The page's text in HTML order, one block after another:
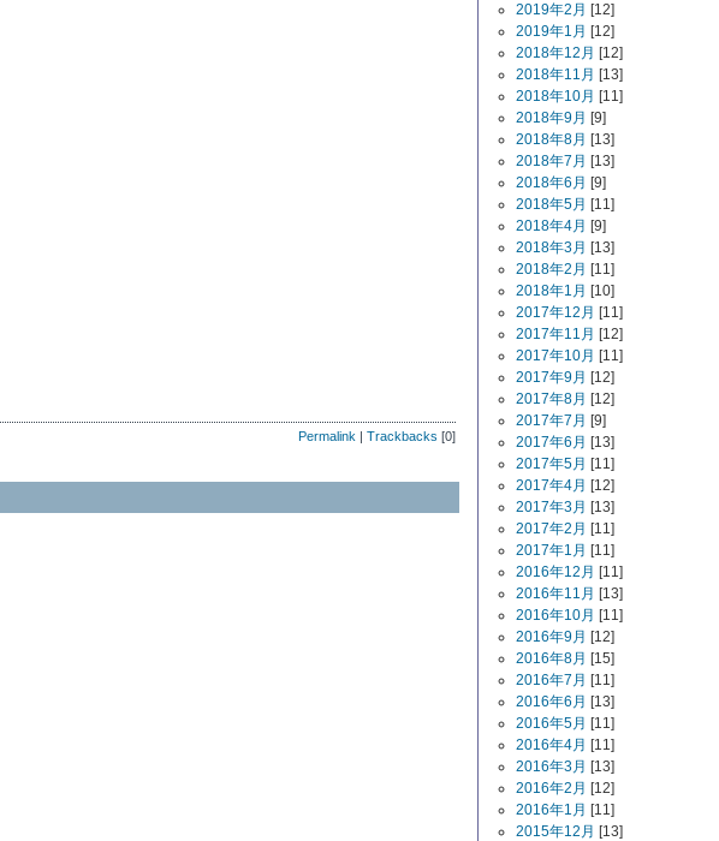
Permalink | Trackbacks [0]
2019年2月 [12]
2019年1月 [12]
2018年12月 [12]
2018年11月 [13]
2018年10月 [11]
2018年9月 [9]
2018年8月 [13]
2018年7月 [13]
2018年6月 [9]
2018年5月 [11]
2018年4月 [9]
2018年3月 [13]
2018年2月 [11]
2018年1月 [10]
2017年12月 [11]
2017年11月 [12]
2017年10月 [11]
2017年9月 [12]
2017年8月 [12]
2017年7月 [9]
2017年6月 [13]
2017年5月 [11]
2017年4月 [12]
2017年3月 [13]
2017年2月 [11]
2017年1月 [11]
2016年12月 [11]
2016年11月 [13]
2016年10月 [11]
2016年9月 [12]
2016年8月 [15]
2016年7月 [11]
2016年6月 [13]
2016年5月 [11]
2016年4月 [11]
2016年3月 [13]
2016年2月 [12]
2016年1月 [11]
2015年12月 [13]